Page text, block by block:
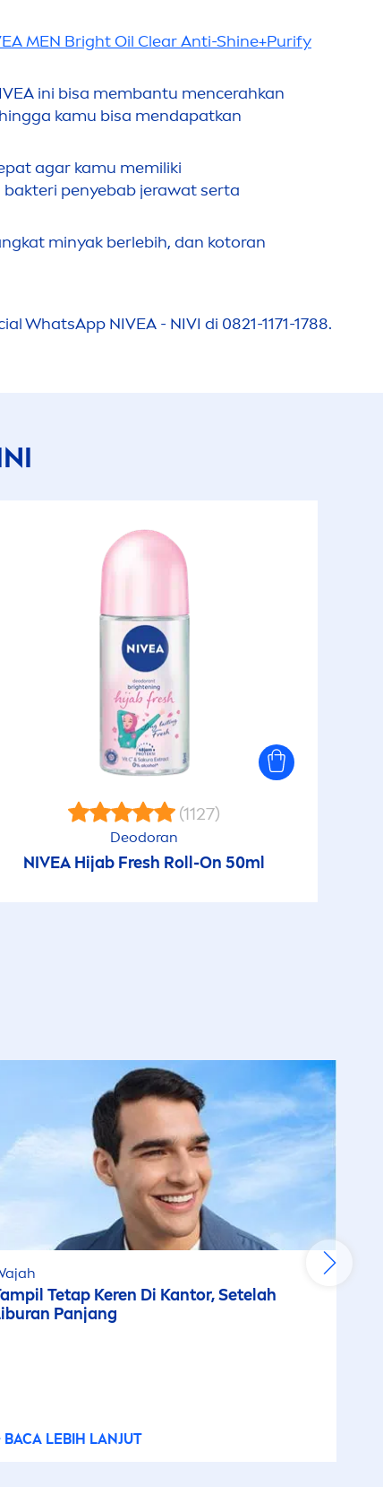
MEN Bright Oil Clear Anti-Shine+Purify
ini bisa membantu mencerahkan
kamu bisa mendapatkan
agar kamu memiliki
penyebab jerawat serta
minyak berlebih, dan kotoran
WhatsApp NIVEA - NIVI di 0821-1171-1788.
(1127)
Deodoran
NIVEA Hijab Fresh Roll-On 50ml
Tetap Keren Di Kantor, Setelah
Panjang
BACA LEBIH LANJUT